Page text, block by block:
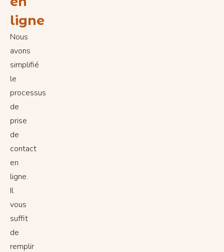
ligne
Nous
avons
simplifié
le
processus
de
prise
de
contact
en
ligne.
Il
vous
suffit
de
remplir